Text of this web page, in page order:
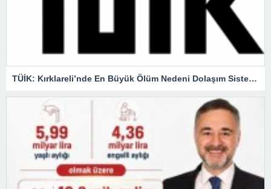
TÜİK: Kırklareli’nde En Büyük Ölüm Nedeni Dolaşım Sistemi Hastalıkları